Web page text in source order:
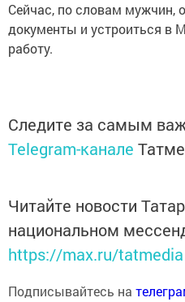
Сейчас, по словам мужчин,
документы и устроиться в
работу.
Следите за самым
Telegram-канале
Читайте новости
национальном
https://max.ru/tatmedia
Подписывайтесь на